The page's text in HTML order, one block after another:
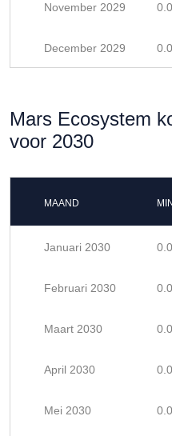
November 2029
December 2029
Mars Ecosystem
voor 2030
MAAND
Januari 2030
Februari 2030
Maart 2030
April 2030
Mei 2030